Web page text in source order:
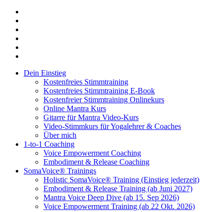
Close
Dein Einstieg
Kostenfreies Stimmtraining
Kostenfreies Stimmtraining E-Book
Kostenfreier Stimmtraining Onlinekurs
Online Mantra Kurs
Gitarre für Mantra Video-Kurs
Video-Stimmkurs für Yogalehrer & Coaches
Über mich
1-to-1 Coaching
Voice Empowerment Coaching
Embodiment & Release Coaching
SomaVoice® Trainings
Holistic SomaVoice® Training (Einstieg jederzeit)
Embodiment & Release Training (ab Juni 2027)
Mantra Voice Deep Dive (ab 15. Sep 2026)
Voice Empowerment Training (ab 22 Okt. 2026)